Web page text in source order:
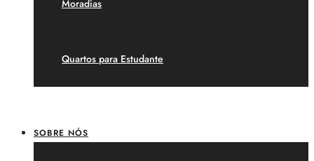
Moradias
Quartos para Estudante
SOBRE NÓS